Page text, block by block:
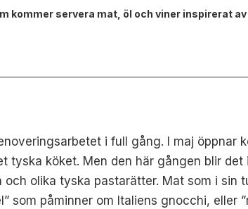
kommer servera mat, öl och viner inspirerat
i full gång. I maj öppnar
tyska köket. Men den här gången blir
olika tyska pastarätter. Mat som i sin
som påminner om Italiens gnocchi, eller